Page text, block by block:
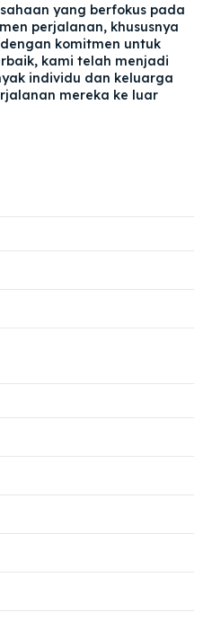
yang berfokus pada
perjalanan, khususnya
komitmen untuk
kami telah menjadi
individu dan keluarga
mereka ke luar